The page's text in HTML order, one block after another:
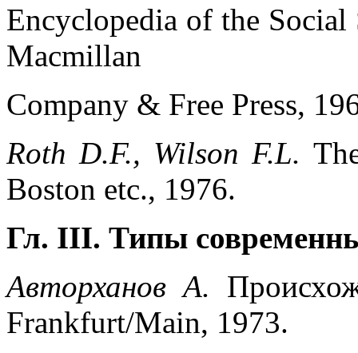
Encyclopedia of the
Macmillan
Company & Free Press,
Roth D.F., Wilson F.L.
Boston etc., 1976.
Гл. III. Типы
Авторханов А.
Frankfurt/Main, 1973.